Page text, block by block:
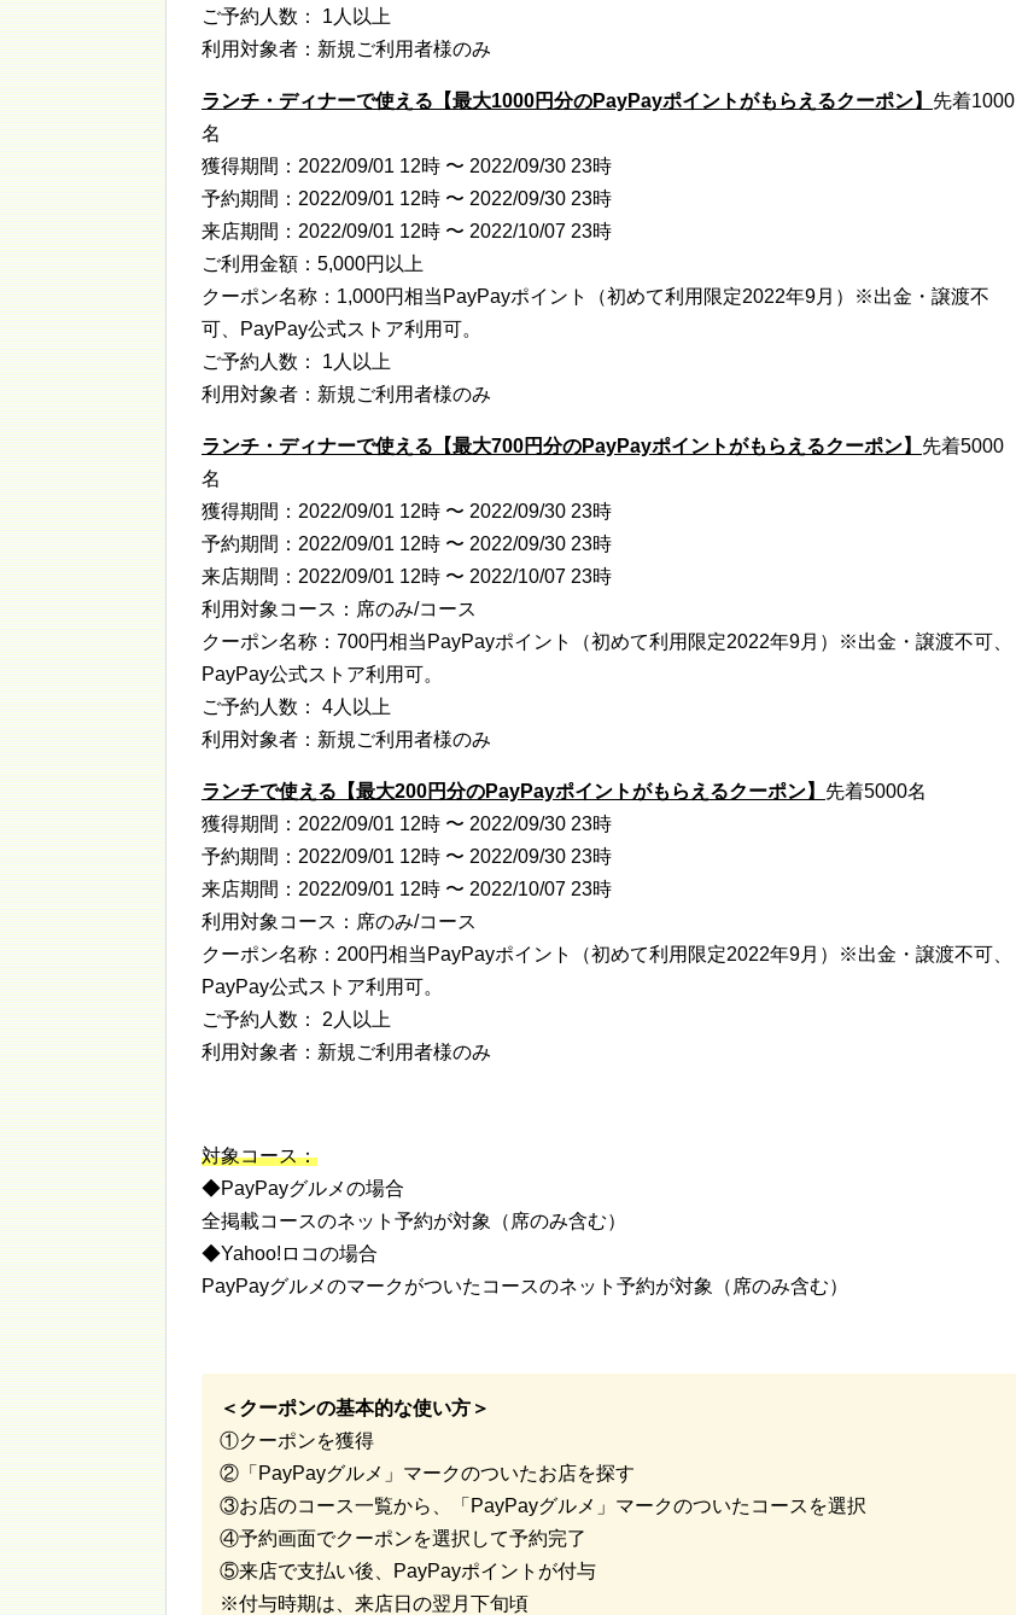
ご予約人数： 1人以上
利用対象者：新規ご利用者様のみ
ランチ・ディナーで使える【最大1000円分のPayPayポイントがもらえるクーポン】 先着1000
名
獲得期間：2022/09/01 12時 〜 2022/09/30 23時
予約期間：2022/09/01 12時 〜 2022/09/30 23時
来店期間：2022/09/01 12時 〜 2022/10/07 23時
ご利用金額：5,000円以上
クーポン名称：1,000円相当PayPayポイント（初めて利用限定2022年9月）※出金・譲渡不
可、PayPay公式ストア利用可。
ご予約人数： 1人以上
利用対象者：新規ご利用者様のみ
ランチ・ディナーで使える【最大700円分のPayPayポイントがもらえるクーポン】 先着5000
名
獲得期間：2022/09/01 12時 〜 2022/09/30 23時
予約期間：2022/09/01 12時 〜 2022/09/30 23時
来店期間：2022/09/01 12時 〜 2022/10/07 23時
利用対象コース：席のみ/コース
クーポン名称：700円相当PayPayポイント（初めて利用限定2022年9月）※出金・譲渡不可、
PayPay公式ストア利用可。
ご予約人数： 4人以上
利用対象者：新規ご利用者様のみ
ランチで使える【最大200円分のPayPayポイントがもらえるクーポン】 先着5000名
獲得期間：2022/09/01 12時 〜 2022/09/30 23時
予約期間：2022/09/01 12時 〜 2022/09/30 23時
来店期間：2022/09/01 12時 〜 2022/10/07 23時
利用対象コース：席のみ/コース
クーポン名称：200円相当PayPayポイント（初めて利用限定2022年9月）※出金・譲渡不可、
PayPay公式ストア利用可。
ご予約人数： 2人以上
利用対象者：新規ご利用者様のみ
対象コース：
◆PayPayグルメの場合
全掲載コースのネット予約が対象（席のみ含む）
◆Yahoo!ロコの場合
PayPayグルメのマークがついたコースのネット予約が対象（席のみ含む）
＜クーポンの基本的な使い方＞
①クーポンを獲得
②「PayPayグルメ」マークのついたお店を探す
③お店のコース一覧から、「PayPayグルメ」マークのついたコースを選択
④予約画面でクーポンを選択して予約完了
⑤来店で支払い後、PayPayポイントが付与
※付与時期は、来店日の翌月下旬頃